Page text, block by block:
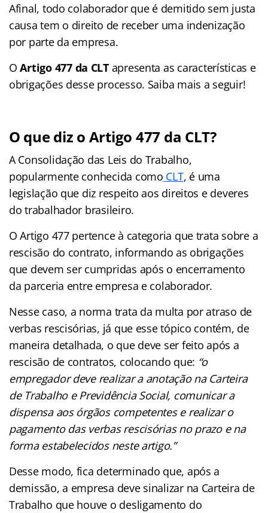
Afinal, todo colaborador que é demitido sem justa
causa tem o direito de receber uma indenização
por parte da empresa.
OArtigo 477 da CLTapresenta as características e
obrigações desse processo. Saiba mais a seguir!
O que diz o Artigo 477 da CLT?
A Consolidação das Leis do Trabalho,
popularmente conhecida como CLT, é uma
legislação que diz respeito aos direitos e deveres
do trabalhador brasileiro.
O Artigo 477 pertence à categoria que trata sobre a
rescisão do contrato, informando as obrigações
que devem ser cumpridas após o encerramento
da parceria entre empresa e colaborador.
Nesse caso, a norma trata da multa por atraso de
verbas rescisórias, já que esse tópico contém, de
maneira detalhada, o que deve ser feito após a
rescisão de contratos, colocando que: “o
empregador deve realizar a anotação na Carteira
de Trabalho e Previdência Social, comunicar a
dispensa aos órgãos competentes e realizar o
pagamento das verbas rescisórias no prazo e na
forma estabelecidos neste artigo.”
Desse modo, fica determinado que, após a
demissão, a empresa deve sinalizar na Carteira de
Trabalho que houve o desligamento do